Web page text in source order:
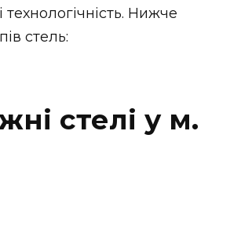
технологічність. Нижче
стель:
стелі у м.